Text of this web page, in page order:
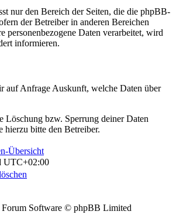
nur den Bereich der Seiten, die die phpBB-
der Betreiber in anderen Bereichen
personenbezogene Daten verarbeitet, wird
informieren.
auf Anfrage Auskunft, welche Daten über
Löschung bzw. Sperrung deiner Daten
hierzu bitte den Betreiber.
Übersicht
UTC+02:00
Software © phpBB Limited